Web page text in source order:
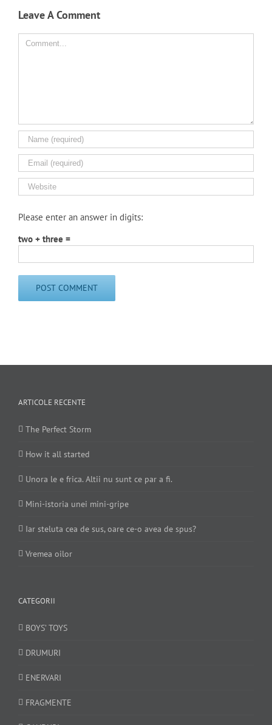
Leave A Comment
Comment
Please enter an answer in digits:
two + three =
ARTICOLE RECENTE
The Perfect Storm
How it all started
Unora le e frica. Altii nu sunt ce par a fi.
Mini-istoria unei mini-gripe
Iar steluta cea de sus, oare ce-o avea de spus?
Vremea oilor
CATEGORII
BOYS’ TOYS
DRUMURI
ENERVARI
FRAGMENTE